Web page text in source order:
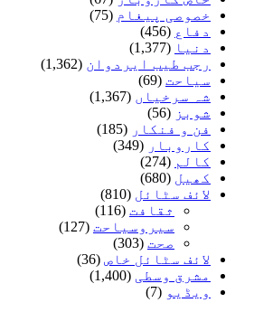
خصوصی پیغام (75)
دفاع (456)
دنیا (1,377)
رجب طیب ایردوان (1,362)
سیاحت (69)
شہ سرخیاں (1,367)
شوبز (56)
فن و فنکار (185)
کاروبار (349)
کالم (274)
کھیل (680)
لائف سٹائل (810)
ثقافت (116)
سیروسیاحت (127)
صحت (303)
لائف سٹائل خاص (36)
مشرق وسطی (1,400)
ویڈیو (7)